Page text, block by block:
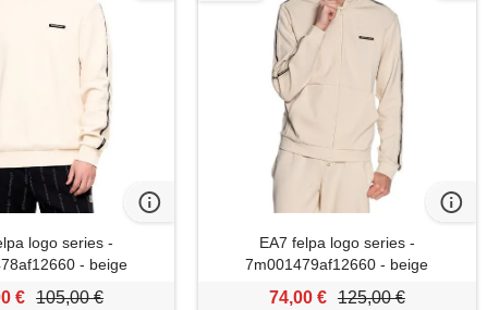
logo series -
- beige
€ 105,00 €
EA7 felpa logo series -
7m001479af12660 - beige
74,00 € 125,00 €